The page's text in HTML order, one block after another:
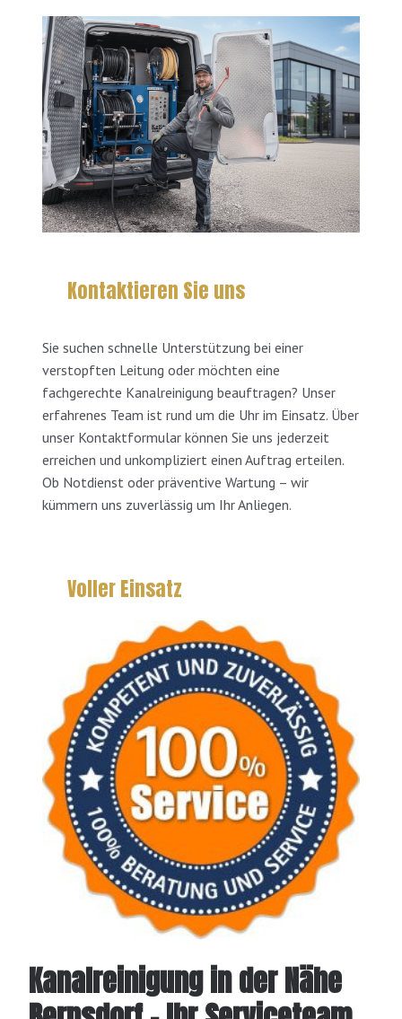
Kanalreinigung in der Nähe
Kontaktieren Sie uns
Sie suchen schnelle Unterstützung bei einer
verstopften Leitung oder möchten eine
fachgerechte Kanalreinigung beauftragen? Unser
erfahrenes Team ist rund um die Uhr im Einsatz. Über
unser Kontaktformular können Sie uns jederzeit
erreichen und unkompliziert einen Auftrag erteilen.
Ob Notdienst oder präventive Wartung – wir
kümmern uns zuverlässig um Ihr Anliegen.
Voller Einsatz